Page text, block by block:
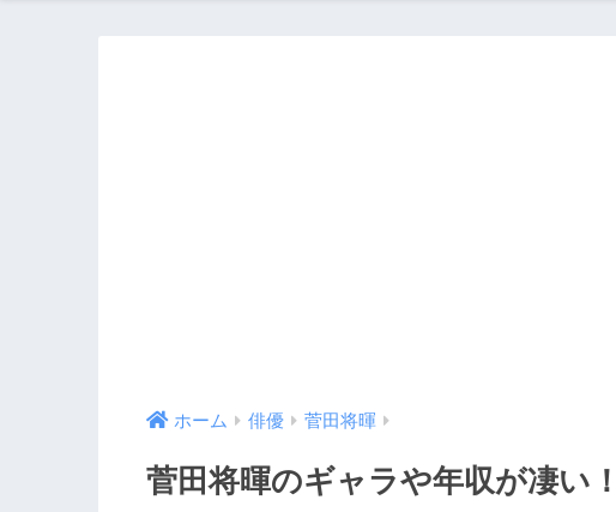
ホーム 俳優 菅田将暉
菅田将暉のギャラや年収が凄い